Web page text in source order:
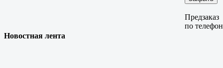
Предзаказ
по
Новостная лента